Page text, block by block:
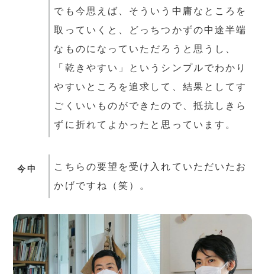
でも今思えば、そういう中庸なところを
取っていくと、どっちつかずの中途半端
なものになっていただろうと思うし、
「乾きやすい」というシンプルでわかり
やすいところを追求して、結果としてす
ごくいいものができたので、抵抗しきら
ずに折れてよかったと思っています。
今中
こちらの要望を受け入れていただいたお
かげですね（笑）。